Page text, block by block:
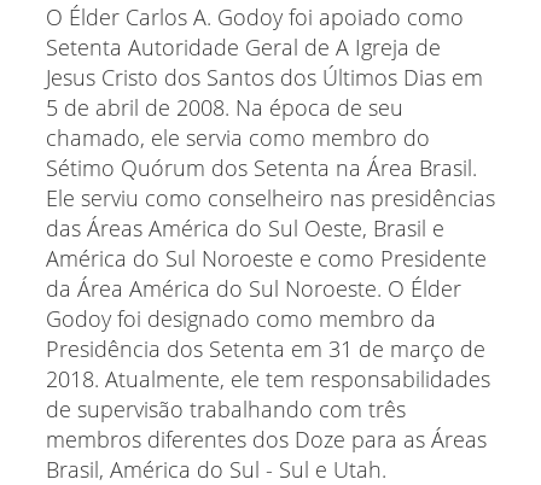
O Élder Carlos A. Godoy foi apoiado como
Setenta Autoridade Geral de A Igreja de
Jesus Cristo dos Santos dos Últimos Dias em
5 de abril de 2008. Na época de seu
chamado, ele servia como membro do
Sétimo Quórum dos Setenta na Área Brasil.
Ele serviu como conselheiro nas presidências
das Áreas América do Sul Oeste, Brasil e
América do Sul Noroeste e como Presidente
da Área América do Sul Noroeste. O Élder
Godoy foi designado como membro da
Presidência dos Setenta em 31 de março de
2018. Atualmente, ele tem responsabilidades
de supervisão trabalhando com três
membros diferentes dos Doze para as Áreas
Brasil, América do Sul - Sul e Utah.